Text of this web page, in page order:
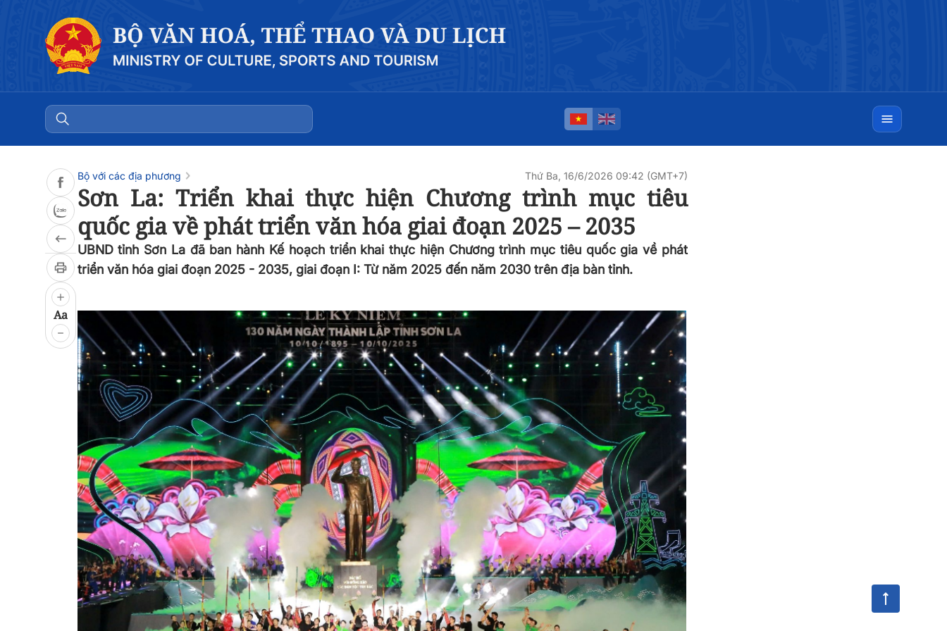
Aa
Bộ với các địa phương Thứ Ba, 16/6/2026 09:42 (GMT+7)
Sơn La: Triển khai thực hiện Chương trình mục tiêu
quốc gia về phát triển văn hóa giai đoạn 2025 – 2035
UBND tỉnh Sơn La đã ban hành Kế hoạch triển khai thực hiện Chương trình mục tiêu quốc gia về phát
triển văn hóa giai đoạn 2025 - 2035, giai đoạn I: Từ năm 2025 đến năm 2030 trên địa bàn tỉnh.
0:00 0:00